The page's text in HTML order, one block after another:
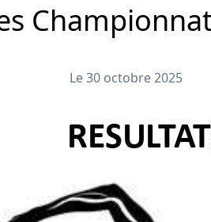
Le 30 octobre 2025